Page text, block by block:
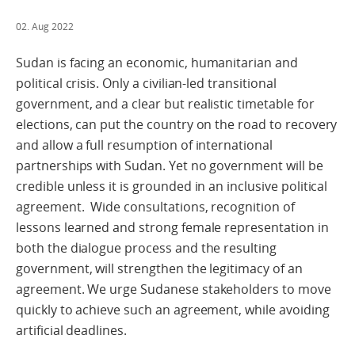
02. Aug 2022
Sudan is facing an economic, humanitarian and
political crisis. Only a civilian-led transitional
government, and a clear but realistic timetable for
elections, can put the country on the road to recovery
and allow a full resumption of international
partnerships with Sudan. Yet no government will be
credible unless it is grounded in an inclusive political
agreement. Wide consultations, recognition of
lessons learned and strong female representation in
both the dialogue process and the resulting
government, will strengthen the legitimacy of an
agreement. We urge Sudanese stakeholders to move
quickly to achieve such an agreement, while avoiding
artificial deadlines.